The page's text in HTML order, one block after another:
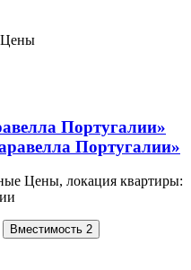
Цены
Португалии»
Цены, локация квартиры:
Вместимость 2